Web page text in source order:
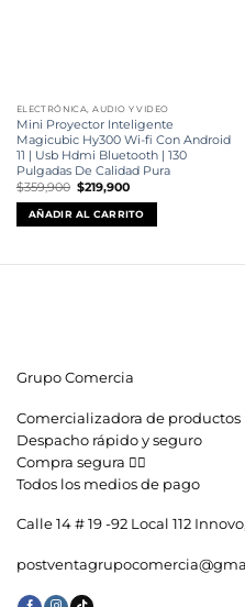
ELECTRÓNICA, AUDIO Y VIDEO
Mini Proyector Inteligente
Magicubic Hy300 Wi-fi Con Android
11 | Usb Hdmi Bluetooth | 130
Pulgadas De Calidad Pura
$359,900 El
precio
original
era:
$359,900.
$219,900El
actual
es:
$219,900.
AÑADIR AL CARRITO
Grupo Comercia
Comercializadora de productos
Despacho rápido y seguro
Compra segura 👇🏼
Todos los medios de pago
Calle 14 # 19 -92 Local 112